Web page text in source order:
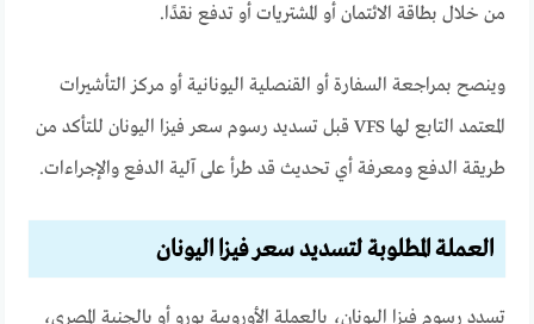
من خلال بطاقة الائتمان أو المشتريات أو تدفع نقدًا.
وينصح بمراجعة السفارة أو القنصلية اليونانية أو مركز التأشيرات
المعتمد التابع لها VFS قبل تسديد رسوم سعر فيزا اليونان للتأكد من
طريقة الدفع ومعرفة أي تحديث قد طرأ على آلية الدفع والإجراءات.
العملة المطلوبة لتسديد سعر فيزا اليونان
تسدد رسوم فيزا اليونان، بالعملة الأوروبية يورو أو بالجنية المصري،